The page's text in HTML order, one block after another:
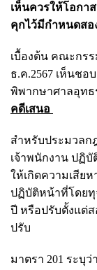
เห็นควรให้โอกา
คุกไว้มีกำหนดสอ
เบื้องต้น คณะกร
ธ.ค.2567 เห็นช
พิพากษาศาลอุท
คดีเสนอ
สำหรับประมวลก
เจ้าพนักงาน ปฏิ
ให้เกิดความเสีย
ปฏิบัติหน้าที่โดยทุ
ปี หรือปรับตั้งแต่
ปรับ
มาตรา 201 ระบุ